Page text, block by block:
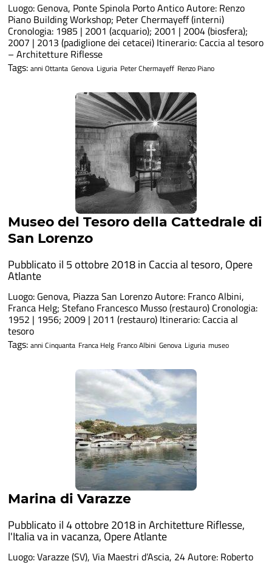
Luogo: Genova, Ponte Spinola Porto Antico Autore: Renzo
Piano Building Workshop; Peter Chermayeff (interni)
Cronologia: 1985 | 2001 (acquario); 2001 | 2004 (biosfera);
2007 | 2013 (padiglione dei cetacei) Itinerario: Caccia al tesoro
– Architetture Riflesse
Tags: anni Ottanta Genova Liguria Peter Chermayeff Renzo Piano
Museo del Tesoro della Cattedrale di
San Lorenzo
Pubblicato il 5 ottobre 2018 in Caccia al tesoro, Opere
Atlante
Luogo: Genova, Piazza San Lorenzo Autore: Franco Albini,
Franca Helg; Stefano Francesco Musso (restauro) Cronologia:
1952 | 1956; 2009 | 2011 (restauro) Itinerario: Caccia al
tesoro
Tags: anni Cinquanta Franca Helg Franco Albini Genova Liguria museo
Marina di Varazze
Pubblicato il 4 ottobre 2018 inArchitetture Riflesse,
l'Italia va in vacanza, Opere Atlante
Luogo: Varazze (SV), Via Maestri d’Ascia, 24 Autore: Roberto